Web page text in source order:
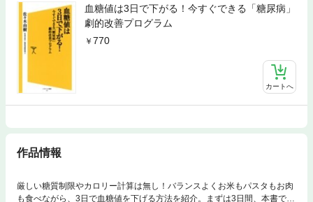
血糖値は3日で下がる！今すぐできる「糖尿病」
劇的改善プログラム
770
カートへ
作品情報
厳しい糖質制限やカロリー計算は無し！バランスよくお米もパスタもお肉
も食べながら、3日で血糖値を下げる方法を紹介。まずは3日間、本書で紹